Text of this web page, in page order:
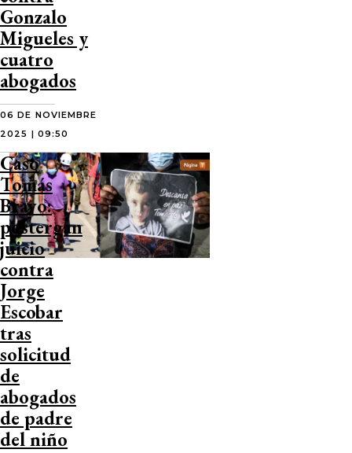
Gonzalo
Migueles y
cuatro
abogados
06 DE NOVIEMBRE
2025 | 09:50
Caso
Tomás
Bravo:
postergan
juicio
contra
Jorge
Escobar
tras
solicitud
de
abogados
de padre
del niño